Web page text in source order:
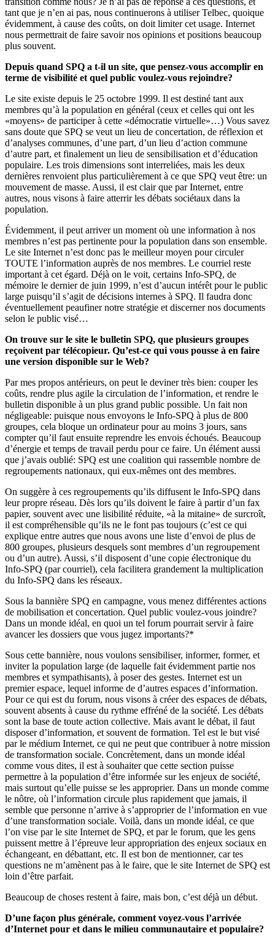
tant que je n’en ai pas, nous continuerons à utiliser Telbec, quoique
évidemment, à cause des coûts, on doit limiter cet usage. Internet
nous permettrait de faire savoir nos opinions et positions beaucoup
plus souvent.
Depuis quand SPQ a t-il un site, que pensez-vous accomplir en
terme de visibilité et quel public voulez-vous rejoindre?
Le site existe depuis le 25 octobre 1999. Il est destiné tant aux
membres qu’à la population en général (ceux et celles qui ont les
«moyens» de participer à cette «démocratie virtuelle»…) Vous savez
sans doute que SPQ se veut un lieu de concertation, de réflexion et
d’analyses communes, d’une part, d’un lieu d’action commune
d’autre part, et finalement un lieu de sensibilisation et d’éducation
populaire. Les trois dimensions sont interreliées, mais les deux
dernières renvoient plus particulièrement à ce que SPQ veut être: un
mouvement de masse. Aussi, il est clair que par Internet, entre
autres, nous visons à faire atterrir les débats sociétaux dans la
population.
Évidemment, il peut arriver un moment où une information à nos
membres n’est pas pertinente pour la population dans son ensemble.
Le site Internet n’est donc pas le meilleur moyen pour circuler
TOUTE l’information auprès de nos membres. Le courriel reste
important à cet égard. Déjà on le voit, certains Info-SPQ, de
mémoire le dernier de juin 1999, n’est d’aucun intérêt pour le public
large puisqu’il s’agit de décisions internes à SPQ. Il faudra donc
éventuellement peaufiner notre stratégie et discerner nos documents
selon le public visé…
On trouve sur le site le bulletin SPQ, que plusieurs groupes
reçoivent par télécopieur. Qu’est-ce qui vous pousse à en faire
une version disponible sur le Web?
Par mes propos antérieurs, on peut le deviner très bien: couper les
coûts, rendre plus agile la circulation de l’information, et rendre le
bulletin disponible à un plus grand public possible. Un fait non
négligeable: puisque nous envoyons le Info-SPQ à plus de 800
groupes, cela bloque un ordinateur pour au moins 3 jours, sans
compter qu’il faut ensuite reprendre les envois échoués. Beaucoup
d’énergie et temps de travail perdu pour ce faire. Un élément aussi
que j’avais oublié: SPQ est une coalition qui rassemble nombre de
regroupements nationaux, qui eux-mêmes ont des membres.
On suggère à ces regroupements qu’ils diffusent le Info-SPQ dans
leur propre réseau. Dès lors qu’ils doivent le faire à partir d’un fax
papier, souvent avec une lisibilité réduite, «à la mitaine» de surcroît,
il est compréhensible qu’ils ne le font pas toujours (c’est ce qui
explique entre autres que nous avons une liste d’envoi de plus de
800 groupes, plusieurs desquels sont membres d’un regroupement
ou d’un autre). Aussi, s’il disposent d’une copie électronique du
Info-SPQ (par courriel), cela facilitera grandement la multiplication
du Info-SPQ dans les réseaux.
Sous la bannière SPQ en campagne, vous menez différentes actions
de mobilisation et concertation. Quel public voulez-vous joindre?
Dans un monde idéal, en quoi un tel forum pourrait servir à faire
avancer les dossiers que vous jugez importants?*
Sous cette bannière, nous voulons sensibiliser, informer, former, et
inviter la population large (de laquelle fait évidemment partie nos
membres et sympathisants), à poser des gestes. Internet est un
premier espace, lequel informe de d’autres espaces d’information.
Pour ce qui est du forum, nous visons à créer des espaces de débats,
souvent absents à cause du rythme effréné de la société. Les débats
sont la base de toute action collective. Mais avant le débat, il faut
disposer d’information, et souvent de formation. Tel est le but visé
par le médium Internet, ce qui ne peut que contribuer à notre mission
de transformation sociale. Concrètement, dans un monde idéal
comme vous dites, il est à souhaiter que cette section puisse
permettre à la population d’être informée sur les enjeux de société,
mais surtout qu’elle puisse se les approprier. Dans un monde comme
le nôtre, où l’information circule plus rapidement que jamais, il
semble que personne n’arrive à s’approprier de l’information en vue
d’une transformation sociale. Voilà, dans un monde idéal, ce que
l’on vise par le site Internet de SPQ, et par le forum, que les gens
puissent mettre à l’épreuve leur appropriation des enjeux sociaux en
échangeant, en débattant, etc. Il est bon de mentionner, car tes
questions ne m’amènent pas à le faire, que le site Internet de SPQ est
loin d’être parfait.
Beaucoup de choses restent à faire, mais bon, c’est déjà un début.
D’une façon plus générale, comment voyez-vous l’arrivée
d’Internet pour et dans le milieu communautaire et populaire?